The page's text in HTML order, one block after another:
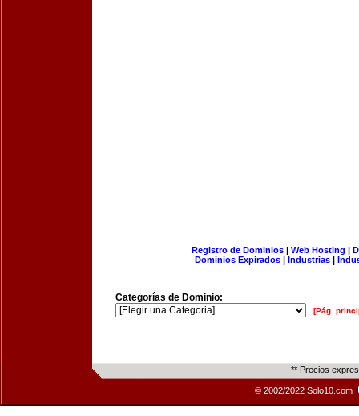
Registro de Dominios| Web Hosting |
Dominios Expirados | Industrias |
Categorías de Dominio:
[Pág.
** Precios
© 2002/2022 Solo10.com